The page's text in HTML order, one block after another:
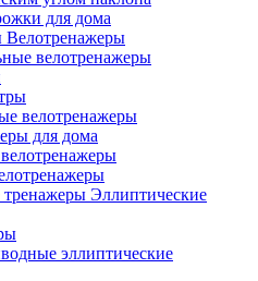
для дома
Велотренажеры
велотренажеры
велотренажеры
для дома
Эллиптические
эллиптические